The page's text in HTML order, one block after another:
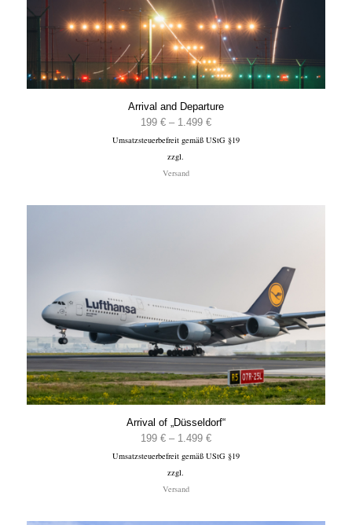
Arrival and Departure
199 € – 1.499 €Preisspanne:
199 €
Umsatzsteuerbefreit gemäß UStG §19
zzgl.
Versand
Arrival of „Düsseldorf“
199 € – 1.499 €Preisspanne:
199 €
Umsatzsteuerbefreit gemäß UStG §19
zzgl.
Versand